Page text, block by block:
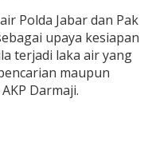
Polda Jabar dan Pak
upaya kesiapan
terjadi laka air yang
maupun
Darmaji.